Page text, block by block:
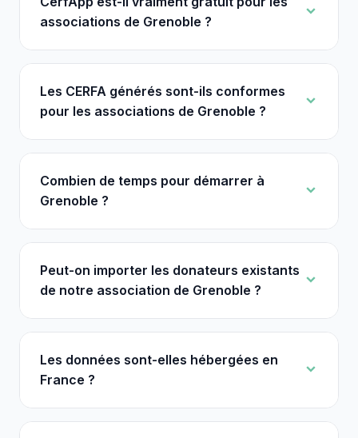
associations de Grenoble ?
Les CERFA générés sont-ils conformes
pour les associations de Grenoble ?
Combien de temps pour démarrer à
Grenoble ?
Peut-on importer les donateurs existants
de notre association de Grenoble ?
Les données sont-elles hébergées en
France ?